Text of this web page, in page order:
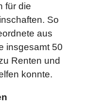
für die
So
aus
insgesamt 50
Renten und
konnte.